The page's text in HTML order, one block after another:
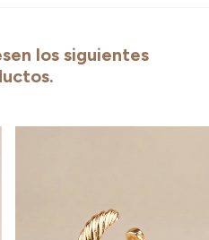
los siguientes